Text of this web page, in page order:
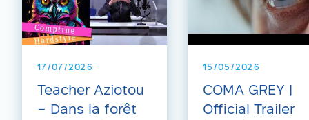
17/07/2026
Teacher Aziotou
– Dans la forêt
15/05/2026
COMA GREY |
Official Trailer